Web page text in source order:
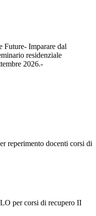
Future- Imparare dal
residenziale
2026.-
reperimento docenti corsi di
per corsi di recupero II